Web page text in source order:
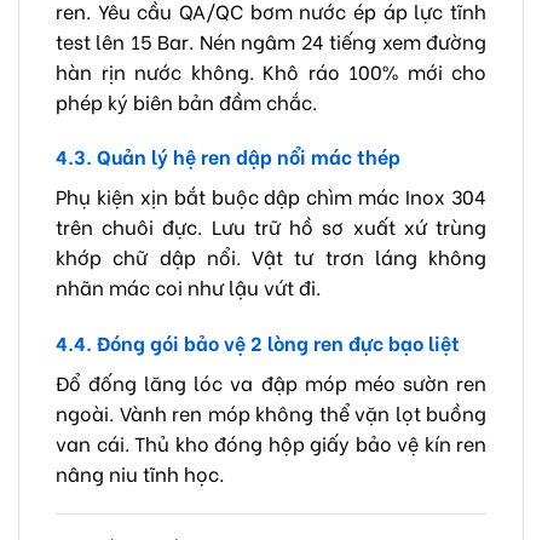
ren. Yêu cầu QA/QC bơm nước ép áp lực tĩnh
test lên 15 Bar. Nén ngâm 24 tiếng xem đường
hàn rịn nước không. Khô ráo 100% mới cho
phép ký biên bản đầm chắc.
4.3. Quản lý hệ ren dập nổi mác thép
Phụ kiện xịn bắt buộc dập chìm mác Inox 304
trên chuôi đực. Lưu trữ hồ sơ xuất xứ trùng
khớp chữ dập nổi. Vật tư trơn láng không
nhãn mác coi như lậu vứt đi.
4.4. Đóng gói bảo vệ 2 lòng ren đực bạo liệt
Đổ đống lăng lóc va đập móp méo sườn ren
ngoài. Vành ren móp không thể vặn lọt buồng
van cái. Thủ kho đóng hộp giấy bảo vệ kín ren
nâng niu tĩnh học.